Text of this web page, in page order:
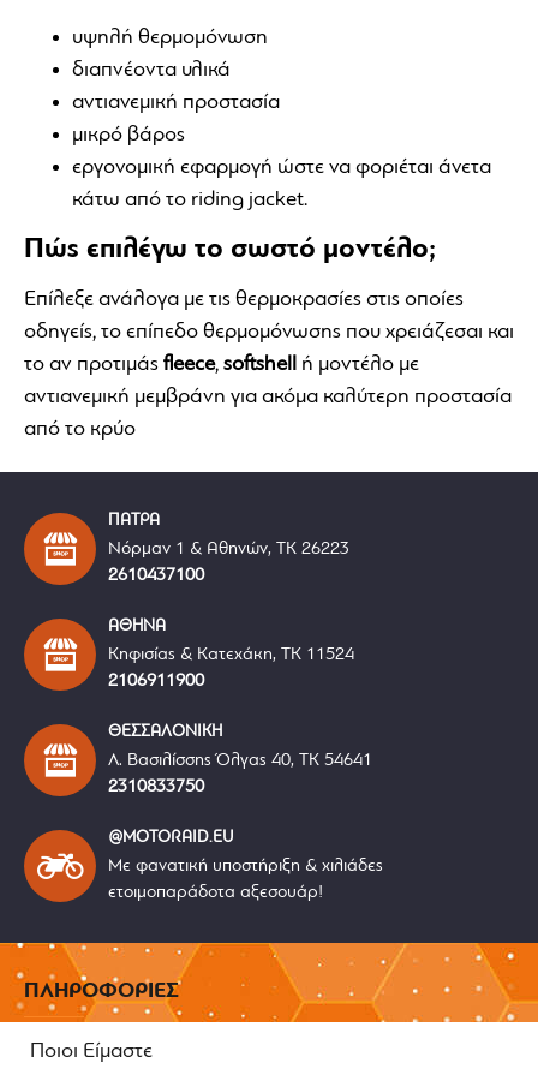
υψηλή θερμομόνωση
διαπνέοντα υλικά
αντιανεμική προστασία
μικρό βάρος
εργονομική εφαρμογή ώστε να φοριέται άνετα
κάτω από το riding jacket.
Πώς επιλέγω το σωστό μοντέλο;
Επίλεξε ανάλογα με τις θερμοκρασίες στις οποίες
οδηγείς, το επίπεδο θερμομόνωσης που χρειάζεσαι και
το αν προτιμάς fleece, softshell ή μοντέλο με
αντιανεμική μεμβράνη για ακόμα καλύτερη προστασία
από το κρύο
ΠΑΤΡΑ
Νόρμαν 1 & Αθηνών, ΤΚ 26223
2610437100
ΑΘΗΝΑ
Κηφισίας & Κατεχάκη, ΤΚ 11524
2106911900
ΘΕΣΣΑΛΟΝΙΚΗ
Λ. Βασιλίσσης Όλγας 40, ΤΚ 54641
2310833750
@MOTORAID.EU
Με φανατική υποστήριξη & χιλιάδες
ετοιμοπαράδοτα αξεσουάρ!
ΠΛΗΡΟΦΟΡΙΕΣ
Ποιοι Είμαστε